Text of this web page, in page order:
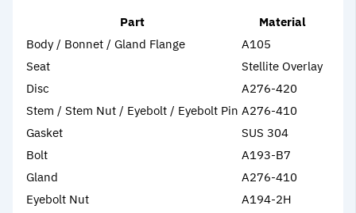
Part
Material
Body / Bonnet / Gland Flange
A105
Seat
Stellite Overlay
Disc
A276-420
Stem / Stem Nut / Eyebolt / Eyebolt Pin A276-410
Gasket
SUS 304
Bolt
A193-B7
Gland
A276-410
Eyebolt Nut
A194-2H